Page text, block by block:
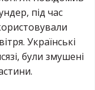
під час
Українські
були змушені